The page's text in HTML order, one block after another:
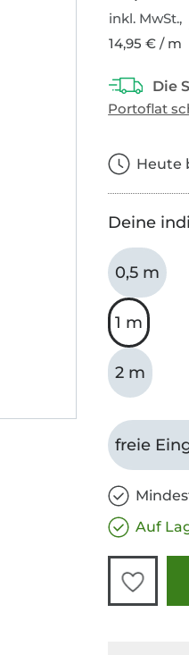
inkl. MwSt.,
14,95 € / m
Heute
Deine
0,5 m
1 m
2 m
freie
Auf